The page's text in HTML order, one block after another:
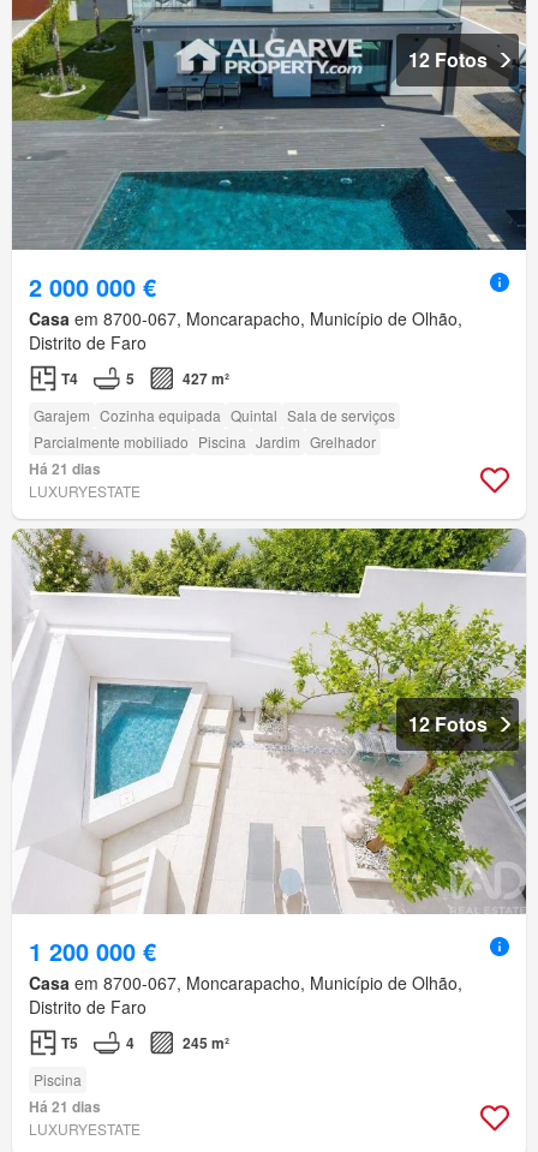
12 Fotos
2 000 000 €
Casa em 8700-067, Moncarapacho, Município de Olhão,
Distrito de Faro
T4 5 427 m²
Garajem Cozinha equipada Quintal Sala de serviços
Parcialmente mobiliado Piscina Jardim Grelhador
Há 21 dias
LUXURYESTATE
12 Fotos
1 200 000 €
Casa em 8700-067, Moncarapacho, Município de Olhão,
Distrito de Faro
T5 4 245 m²
Piscina
Há 21 dias
LUXURYESTATE